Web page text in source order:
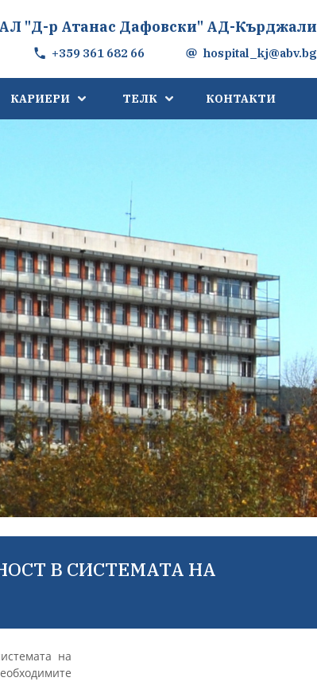
"Д-р Атанас Дафовски" АД-Кърджали
+359 361 682 66 hospital_kj@abv.bg
КАРИЕРИ ТЕЛК КОНТАКТИ
В СИСТЕМАТА НА
на